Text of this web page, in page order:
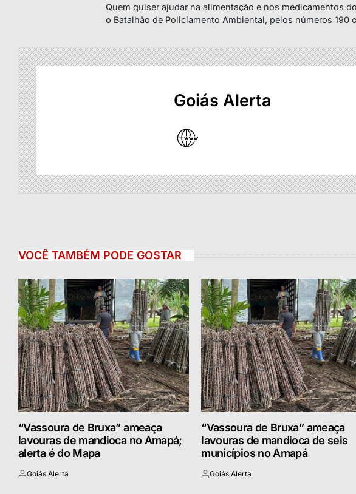
Quem quiser ajudar na alimentação e nos medicamentos
o Batalhão de Policiamento Ambiental, pelos números 190
Goiás Alerta
VOCÊ TAMBÉM PODE GOSTAR
“Vassoura de Bruxa” ameaça
lavouras de mandioca no Amapá;
alerta é do Mapa
Postado
Goiás Alerta
“Vassoura de Bruxa” ameaça
lavouras de mandioca de seis
municípios no Amapá
Postado
Goiás Alerta